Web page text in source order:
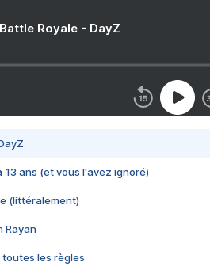
Royale - DayZ
13 ans (et vous l'avez ignoré)
(littéralement)
Rayan
toutes les règles